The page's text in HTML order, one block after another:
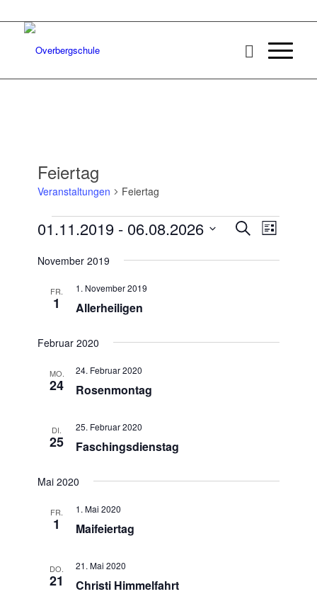
Feiertag
Veranstaltungen Feiertag
Veranstaltungen SucheListe
01.11.2019 - 06.08.2026
wählen.
November 2019
FR.
1 Allerheiligen
1. November 2019
Februar 2020
MO.
24 Rosenmontag
24. Februar 2020
DI.
25 Faschingsdienstag
25. Februar 2020
Mai 2020
FR.
1 Maifeiertag
1. Mai 2020
DO.
21 Christi Himmelfahrt
21. Mai 2020